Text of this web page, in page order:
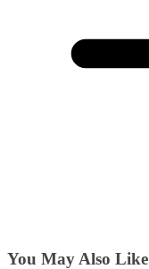
You May Also Like